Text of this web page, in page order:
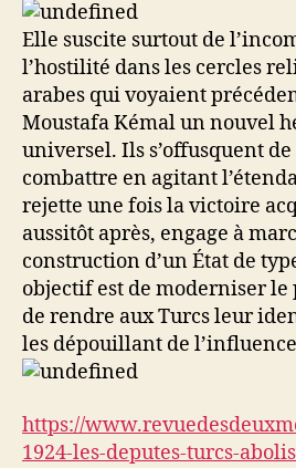
Elle suscite surtout de
l’hostilité dans les cercles
arabes qui voyaient
Moustafa Kémal un nouvel
universel. Ils s’offusquent
combattre en agitant
rejette une fois la victoire
aussitôt après, engage à
construction d’un État de
objectif est de moderniser le
de rendre aux Turcs leur
les dépouillant de
https://
1924-les-deputes-turcs-